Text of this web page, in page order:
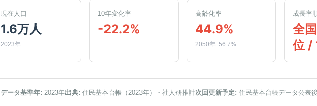
現在人口
1.6万人
2023年
10年変化率
-22.2%
高齢化率
44.9%
2050年: 56.7%
成長率
全
位 /
データ基準年: 2023年出典: 住民基本台帳（2023年） ・社人研推計次回更新予定: 住民基本台帳データ公表後